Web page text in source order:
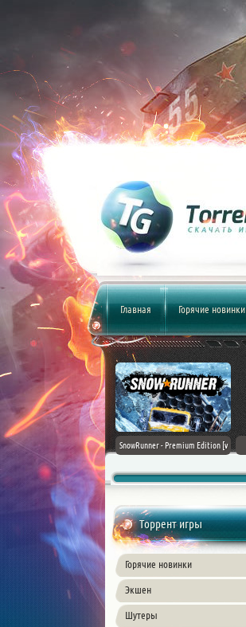
Главная Горячие новинки
Assassin's Creed Black Flag
Resynced (2026) PC
SnowRunner - Premium Edition [v
Торрент игры
Горячие новинки
Экшен
Шутеры